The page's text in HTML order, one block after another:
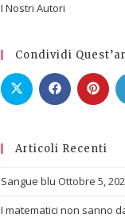
I Nostri Autori
Condividi
Articoli Recenti
Sangue blu Ottobre 5,
I matematici non sanno